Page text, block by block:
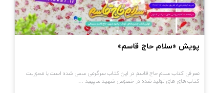
پویش «سلام حاج قاسم»
معرفی کتاب سلام حاج قاسم در این کتاب سرگرمی سعی شده است با محوریت
کتاب های های تولید شده در خصوص شهید سپهبد …